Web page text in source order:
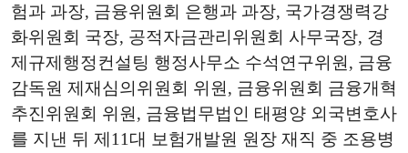
험과 과장, 금융위원회 은행과 과장, 국가경쟁력강
화위원회 국장, 공적자금관리위원회 사무국장, 경
제규제행정컨설팅 행정사무소 수석연구위원, 금융
감독원 제재심의위원회 위원, 금융위원회 금융개혁
추진위원회 위원, 금융법무법인 태평양 외국변호사
를 지낸 뒤 제11대 보험개발원 원장 재직 중 조용병